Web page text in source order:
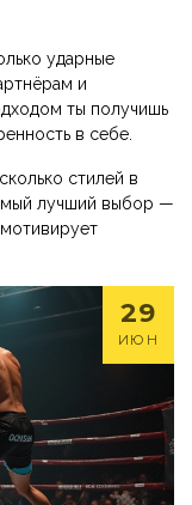
ударные
и
ты получишь
в себе.
стилей в
лучший выбор —
29
ИЮН